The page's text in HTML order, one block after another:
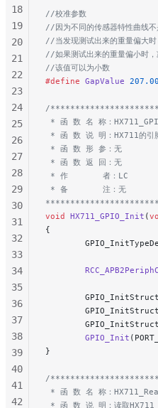
//校准参数
//因为不同的传感器特性曲线不
//当发现测试出来的重量偏大时
//如果测试出来的重量偏小时，
//该值可以为小数
#define GapValue 207.00
/
* 函 数 名 称：
* 函 数 说 明：HX711的引
* 函 数 形 参：无
* 函 数 返 回：无
* 作       者：LC
* 备       注：无
void HX711_GPIO_Init (
{
        GPIO_Init
}
/
* 函 数 名 称：
* 函 数 说 明：读取HX711
18
19
20
21
22
23
24
25
26
27
28
29
30
31
32
33
34
35
36
37
38
39
40
41
42